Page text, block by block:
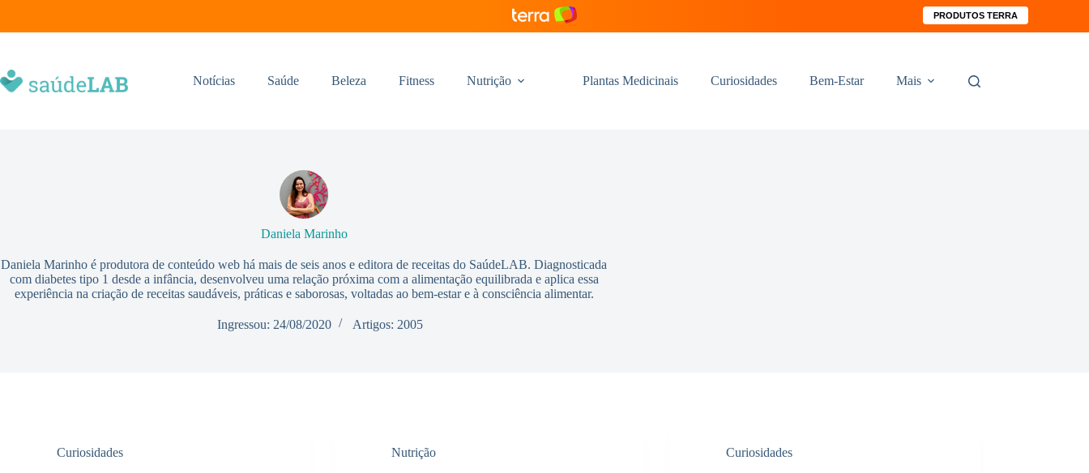
PRODUTOS TERRA
Notícias Saúde Beleza Fitness Nutrição Plantas Medicinais Curiosidades Bem-Estar Mais
Daniela Marinho
Daniela Marinho é produtora de conteúdo web há mais de seis anos e editora de receitas do SaúdeLAB. Diagnosticada
com diabetes tipo 1 desde a infância, desenvolveu uma relação próxima com a alimentação equilibrada e aplica essa
experiência na criação de receitas saudáveis, práticas e saborosas, voltadas ao bem-estar e à consciência alimentar.
Ingressou: 24/08/2020 Artigos: 2005
Curiosidades Nutrição Curiosidades